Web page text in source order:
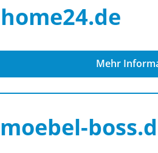
home24.de
Mehr
moebel-